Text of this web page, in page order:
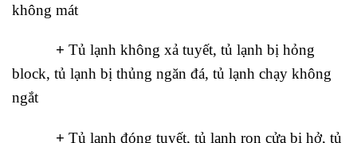
không mát
+ Tủ lạnh không xả tuyết, tủ lạnh bị hỏng
block, tủ lạnh bị thủng ngăn đá, tủ lạnh chạy không
ngắt
+ Tủ lạnh đóng tuyết, tủ lạnh ron cửa bị hở, tủ